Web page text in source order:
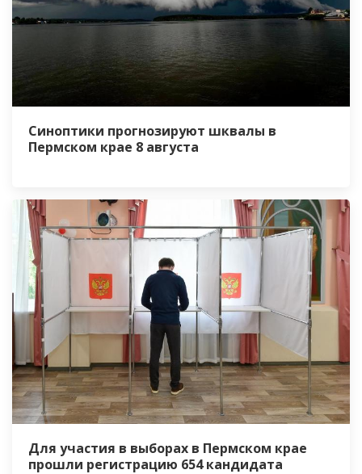
Синоптики прогнозируют шквалы в
Пермском крае 8 августа
Для участия в выборах в Пермском крае
прошли регистрацию 654 кандидата